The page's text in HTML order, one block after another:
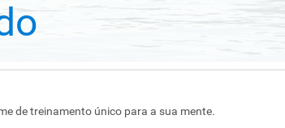
de treinamento único para a sua mente.